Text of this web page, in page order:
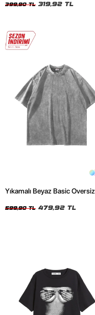
399,90 TL 319,92 TL
Yıkamalı Beyaz Basic
599,90 TL 479,92 TL